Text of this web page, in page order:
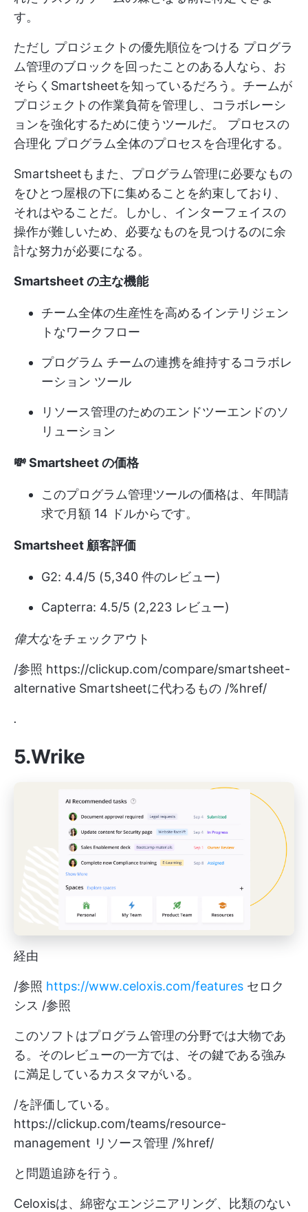
す。
ただし プロジェクトの優先順位をつける プログラ
ム管理のブロックを回ったことのある人なら、お
そらくSmartsheetを知っているだろう。チームが
プロジェクトの作業負荷を管理し、コラボレーシ
ョンを強化するために使うツールだ。 プロセスの
合理化 プログラム全体のプロセスを合理化する。
Smartsheetもまた、プログラム管理に必要なもの
をひとつ屋根の下に集めることを約束しており、
それはやることだ。しかし、インターフェイスの
操作が難しいため、必要なものを見つけるのに余
計な努力が必要になる。
Smartsheet の主な機能
チーム全体の生産性を高めるインテリジェン
トなワークフロー
プログラム チームの連携を維持するコラボレ
ーション ツール
リソース管理のためのエンドツーエンドのソ
リューション
💸 Smartsheet の価格
このプログラム管理ツールの価格は、年間請
求で月額 14 ドルからです。
Smartsheet 顧客評価
G2: 4.4/5 (5,340 件のレビュー)
Capterra: 4.5/5 (2,223 レビュー)
偉大なをチェックアウト
/参照 https://clickup.com/compare/smartsheet-
alternative Smartsheetに代わるもの /%href/
.
5.Wrike
経由
/参照 https://www.celoxis.com/features セロク
シス /参照
このソフトはプログラム管理の分野では大物であ
る。そのレビューの一方では、その鍵である強み
に満足しているカスタマがいる。
/を評価している。
https://clickup.com/teams/resource-
management リソース管理 /%href/
と問題追跡を行う。
Celoxisは、綿密なエンジニアリング、比類のない